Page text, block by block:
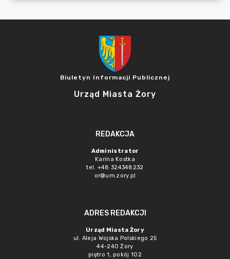
Biuletyn Informacji Publicznej
Urząd Miasta Żory
REDAKCJA
Administrator
Karina Kostka
tel. +48 324348232
or@um.zory.pl
ADRES REDAKCJI
Urząd Miasta Żory
ul. Aleja Wojska Polskiego 25
44-240 Żory
piętro 1, pokój 102